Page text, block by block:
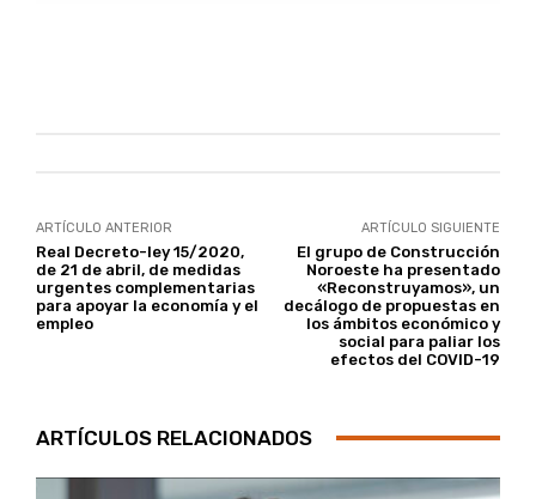
ARTÍCULO ANTERIOR
Real Decreto-ley 15/2020,
de 21 de abril, de medidas
urgentes complementarias
para apoyar la economía y el
empleo
ARTÍCULO SIGUIENTE
El grupo de Construcción
Noroeste ha presentado
«Reconstruyamos», un
decálogo de propuestas en
los ámbitos económico y
social para paliar los
efectos del COVID-19
ARTÍCULOS RELACIONADOS